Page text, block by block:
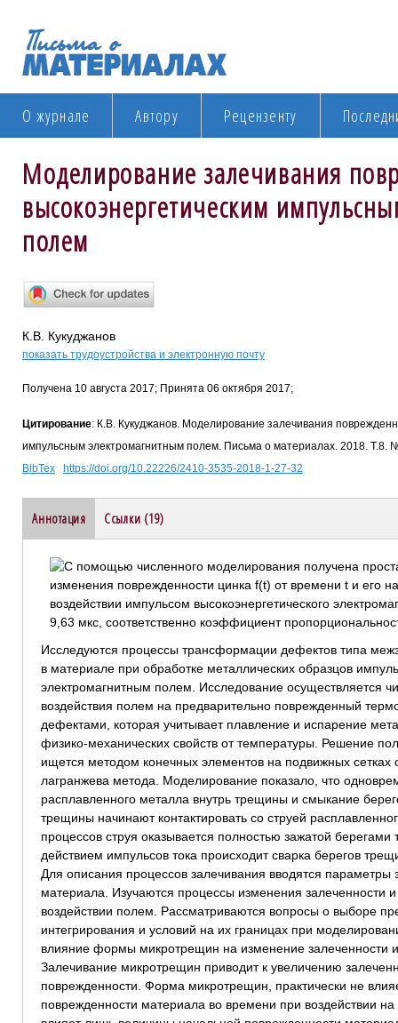
О журнале Автору Рецензенту
Моделирование залечивания
высокоэнергетическим
полем
К.В. Кукуджанов
показать трудоустройства и электронную почту
Получена 10 августа 2017; Принята 06 октября 2017;
Цитирование: К.В. Кукуджанов. Моделирование залечивания
импульсным электромагнитным полем. Письма о материалах. 2018. Т.8.
BibTex
https://doi.org/10.22226/2410-3535-2018-1-27-32
Аннотация Ссылки (19)
Исследуются процессы трансформации дефектов типа
в материале при обработке металлических образцов
электромагнитным полем. Исследование осуществляется
воздействия полем на предварительно поврежденный
дефектами, которая учитывает плавление и испарение
физико-механических свойств от температуры. Решение
ищется методом конечных элементов на подвижных
лагранжева метода. Моделирование показало, что
расплавленного металла внутрь трещины и смыкание
трещины начинают контактировать со струей
процессов струя оказывается полностью зажатой
действием импульсов тока происходит сварка берегов
Для описания процессов залечивания вводятся параметры
материала. Изучаются процессы изменения залеченности
воздействии полем. Рассматриваются вопросы о выборе
интегрирования и условий на их границах при
влияние формы микротрещин на изменение залеченности
Залечивание микротрещин приводит к увеличению
поврежденности. Форма микротрещин, практически не
поврежденности материала во времени при воздействии